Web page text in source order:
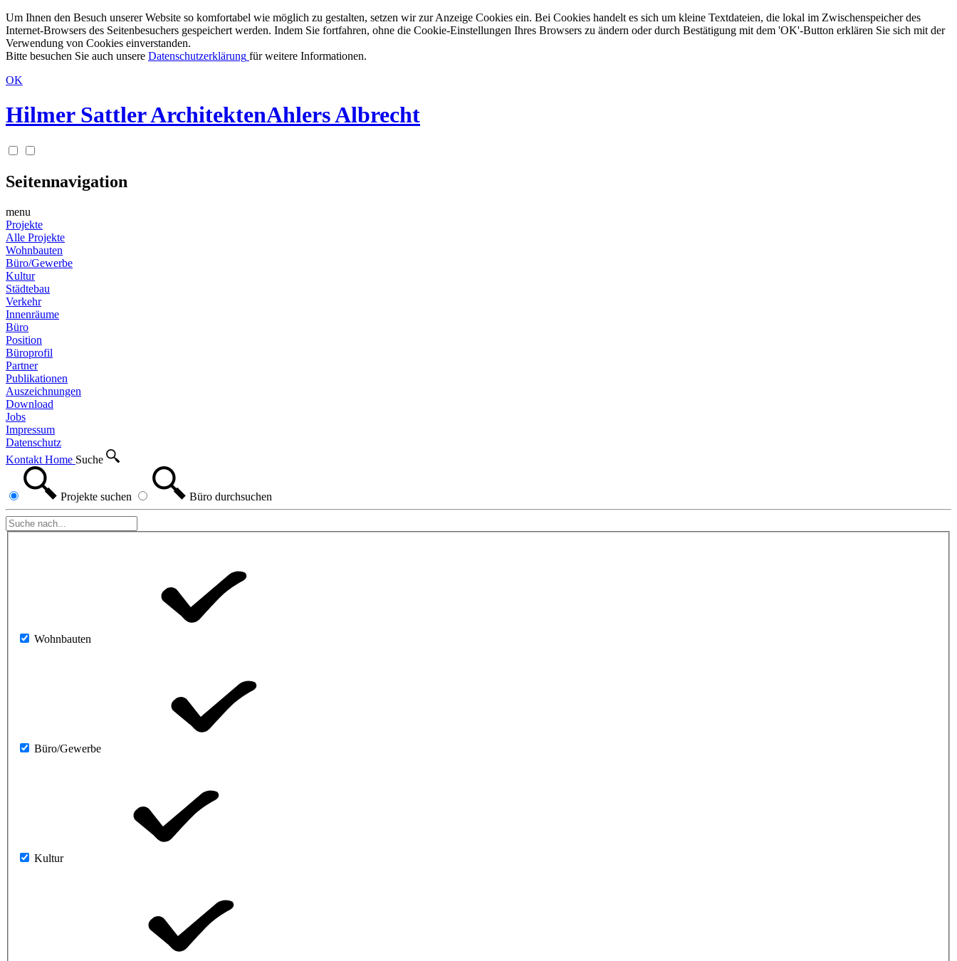
Um Ihnen den Besuch unserer Website so komfortabel wie möglich zu gestalten, setzen wir zur Anzeige Cookies ein. Bei Cookies handelt es sich um kleine Textdateien, die lokal im Zwischenspeicher des
Internet-Browsers des Seitenbesuchers gespeichert werden. Indem Sie fortfahren, ohne die Cookie-Einstellungen Ihres Browsers zu ändern oder durch Bestätigung mit dem 'OK'-Button erklären Sie sich mit der
Verwendung von Cookies einverstanden.
Bitte besuchen Sie auch unsere Datenschutzerklärung für weitere Informationen.
OK
Hilmer Sattler ArchitektenAhlers Albrecht
Seitennavigation
menu
Projekte
Alle Projekte
Wohnbauten
Büro/Gewerbe
Kultur
Städtebau
Verkehr
Innenräume
Büro
Position
Büroprofil
Partner
Publikationen
Auszeichnungen
Download
Jobs
Impressum
Datenschutz
Kontakt Home Suche
Projekte suchen Büro durchsuchen
Wohnbauten
Büro/Gewerbe
Kultur